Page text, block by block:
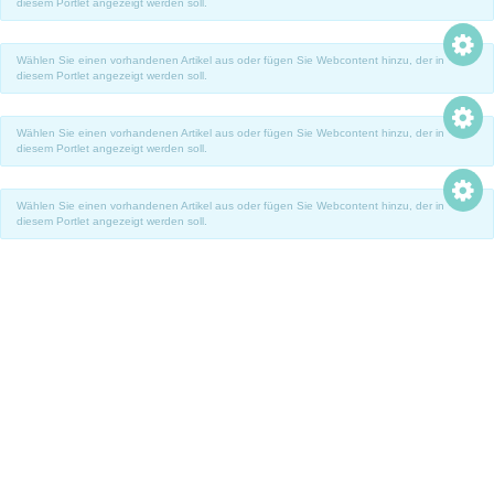
diesem Portlet angezeigt werden soll.
Webcontent-Anzeige
Wählen Sie einen vorhandenen Artikel aus oder fügen Sie Webcontent hinzu, der in
diesem Portlet angezeigt werden soll.
Webcontent-Anzeige
Wählen Sie einen vorhandenen Artikel aus oder fügen Sie Webcontent hinzu, der in
diesem Portlet angezeigt werden soll.
Webcontent-Anzeige
Wählen Sie einen vorhandenen Artikel aus oder fügen Sie Webcontent hinzu, der in
diesem Portlet angezeigt werden soll.
TITULADOS POSGRADO